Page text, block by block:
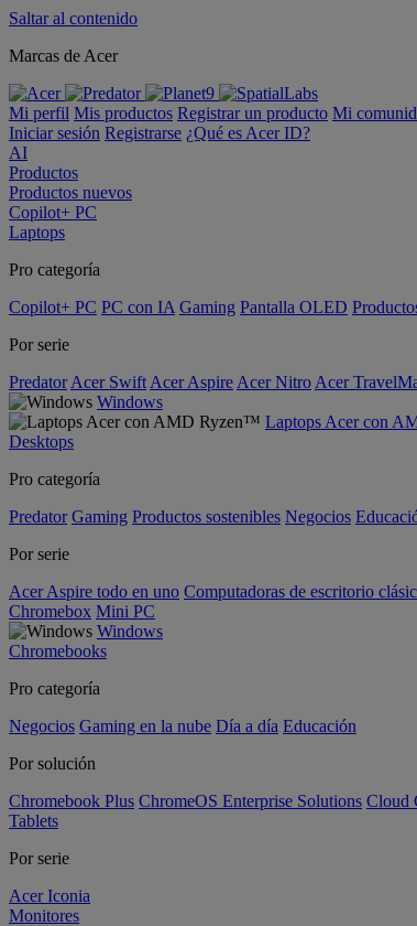
Saltar al contenido
Marcas de Acer
Mi perfil Mis productos Registrar un producto Mi
Iniciar sesión Registrarse ¿Qué es Acer ID?
AI
Productos
Productos nuevos
Copilot+ PC
Laptops
Pro categoría
Copilot+ PC PC con IA Gaming Pantalla OLED
Por serie
Predator Acer Swift Acer Aspire Acer Nitro Acer
Windows
Laptops Acer con
Desktops
Pro categoría
Predator Gaming Productos sostenibles Negocios
Por serie
Acer Aspire todo en uno Computadoras de escritorio
Chromebox Mini PC
Windows
Chromebooks
Pro categoría
Negocios Gaming en la nube Día a día Educación
Por solución
Chromebook Plus ChromeOS Enterprise Solutions Cloud
Tablets
Por serie
Acer Iconia
Monitores